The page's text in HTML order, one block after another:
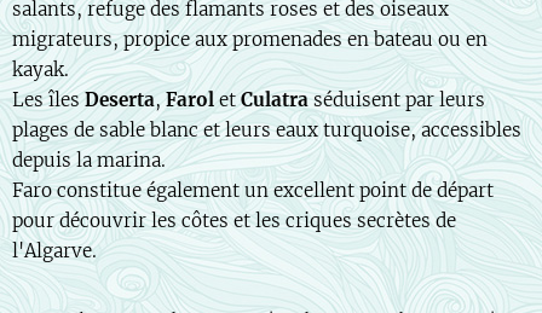
salants, refuge des flamants roses et des oiseaux
migrateurs, propice aux promenades en bateau ou en
kayak.
Les îlesDeserta,Farol et Culatraséduisent par leurs
plages de sable blanc et leurs eaux turquoise, accessibles
depuis la marina.
Faro constitue également un excellent point de départ
pour découvrir les côtes et les criques secrètes de
l'Algarve.